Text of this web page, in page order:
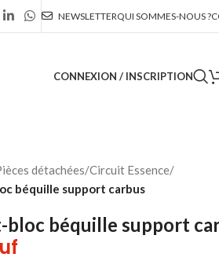
NEWSLETTERQUI SOMMES-NOUS ?
CONNEXION / INSCRIPTION
détachées/Circuit Essence/
béquille support carbus
bloc béquille support